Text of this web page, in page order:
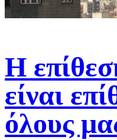
Η
είναι
όλους